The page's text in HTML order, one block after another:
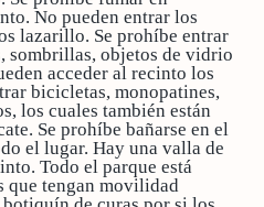
No pueden entrar los
lazarillo. Se prohíbe entrar
sombrillas, objetos de vidrio
acceder al recinto los
bicicletas, monopatines,
los cuales también están
Se prohíbe bañarse en el
el lugar. Hay una valla de
Todo el parque está
que tengan movilidad